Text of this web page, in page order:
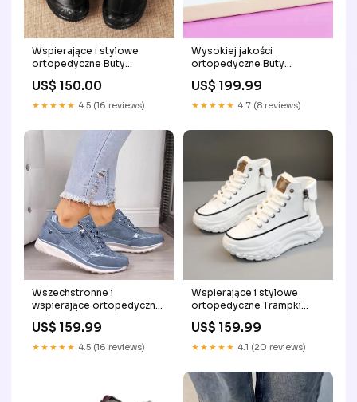
Wspierające i stylowe
ortopedyczne Buty
Color:Style 2
US$ 150.00
★★★★★ 4.5 (16 reviews)
Wysokiej jakości
ortopedyczne Buty
Color:Style 7
US$ 199.99
★★★★★ 4.7 (8 reviews)
Wszechstronne i
wspierające ortopedyczne
Trampki winner sneakers
US$ 159.99
★★★★★ 4.5 (16 reviews)
Wspierające i stylowe
ortopedyczne Trampki
winner sneakers
US$ 159.99
★★★★★ 4.1 (20 reviews)